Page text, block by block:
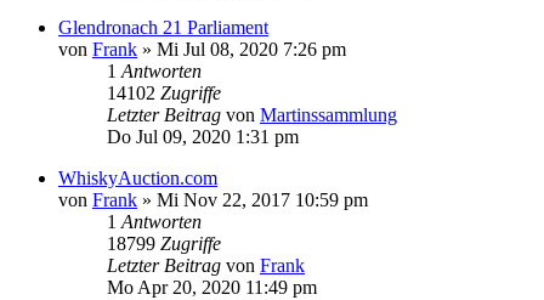
Glendronach 21 Parliament
von Frank » Mi Jul 08, 2020 7:26 pm
1Antworten
14102 Zugriffe
Letzter Beitrag von Martinssammlung
Do Jul 09, 2020 1:31 pm
WhiskyAuction.com
von Frank » Mi Nov 22, 2017 10:59 pm
1Antworten
18799 Zugriffe
Letzter Beitrag von Frank
Mo Apr 20, 2020 11:49 pm